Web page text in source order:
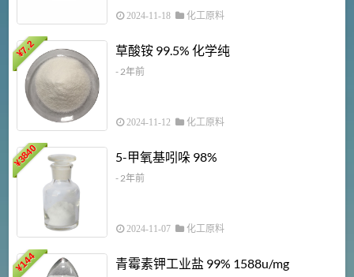
2024-11-18 化工原料
¥
7.2 草酸铵 99.5% 化学纯
- 2年前
2024-11-12 化工原料
¥
3840 5-甲氧基吲哚 98%
- 2年前
2024-11-07 化工原料
¥
144 青霉素钾工业盐 99% 1588u/mg